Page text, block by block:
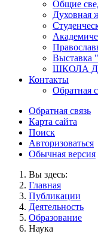
Общие
Духовная
Выставка
ШКОЛА
Контакты
Обратная
Обратная связь
Карта сайта
Поиск
Авторизоваться
Обычная версия
Вы здесь:
Главная
Публикации
Деятельность
Образование
Наука